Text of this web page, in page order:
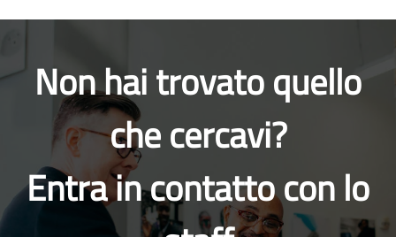
Non hai trovato quello
che cercavi?
Entra in contatto con lo